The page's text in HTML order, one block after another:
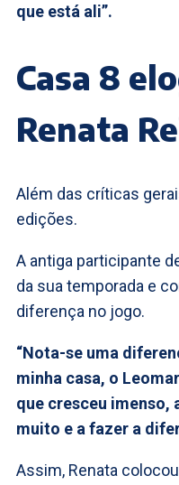
que está ali”.
Casa 8
Renata
Além das críticas
edições.
A antiga participante
da sua temporada e
diferença no jogo.
“Nota-se uma
minha casa, o
que cresceu imenso,
muito e a fazer a
Assim, Renata